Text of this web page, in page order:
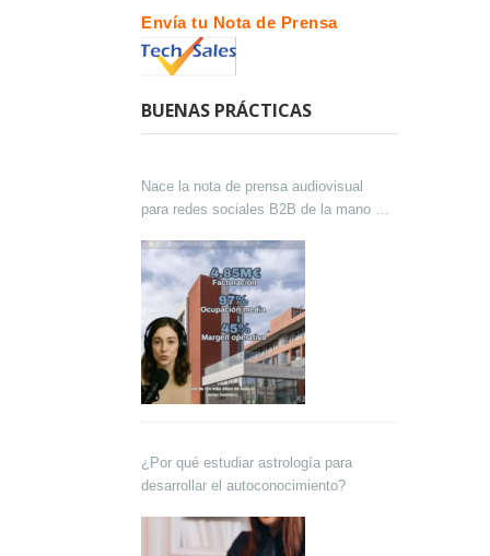
Envía tu Nota de Prensa
BUENAS PRÁCTICAS
Nace la nota de prensa audiovisual
para redes sociales B2B de la mano de
¿Por qué estudiar astrología para
desarrollar el autoconocimiento?